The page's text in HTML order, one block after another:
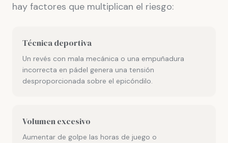
hay factores que multiplican el riesgo:
Técnica deportiva
Un revés con mala mecánica o una empuñadura
incorrecta en pádel genera una tensión
desproporcionada sobre el epicóndilo.
Volumen excesivo
Aumentar de golpe las horas de juego o